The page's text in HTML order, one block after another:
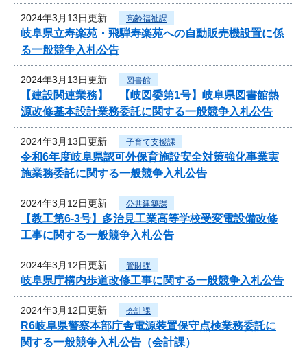
2024年3月13日更新 高齢福祉課
岐阜県立寿楽苑・飛騨寿楽苑への自動販売機設置に係
る一般競争入札公告
2024年3月13日更新 図書館
【建設関連業務】 【岐図委第1号】岐阜県図書館熱
源改修基本設計業務委託に関する一般競争入札公告
2024年3月13日更新 子育て支援課
令和6年度岐阜県認可外保育施設安全対策強化事業実
施業務委託に関する一般競争入札公告
2024年3月12日更新 公共建築課
【教工第6-3号】多治見工業高等学校受変電設備改修
工事に関する一般競争入札公告
2024年3月12日更新 管財課
岐阜県庁構内歩道改修工事に関する一般競争入札公告
2024年3月12日更新 会計課
R6岐阜県警察本部庁舎電源装置保守点検業務委託に
関する一般競争入札公告（会計課）